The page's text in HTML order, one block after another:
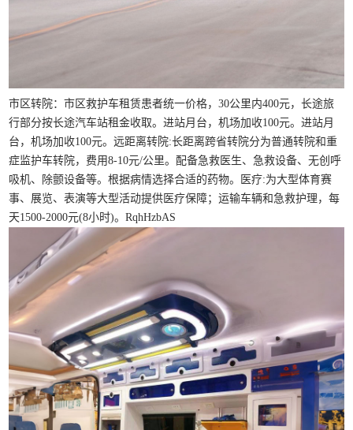
市区转院：市区救护车租赁患者统一价格，30公里内400元，长途旅
行部分按长途汽车站租金收取。进站月台，机场加收100元。进站月
台，机场加收100元。远距离转院:长距离跨省转院分为普通转院和重
症监护车转院，费用8-10元/公里。配备急救医生、急救设备、无创呼
吸机、除颤设备等。根据病情选择合适的药物。医疗:为大型体育赛
事、展览、表演等大型活动提供医疗保障；运输车辆和急救护理，每
天1500-2000元(8小时)。RqhHzbAS